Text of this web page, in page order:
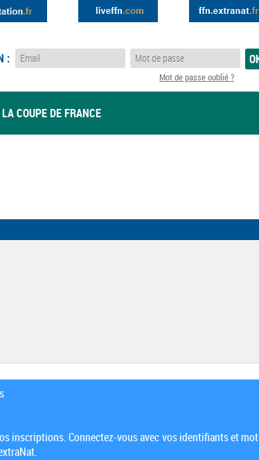
:
Mot de passe oublié ?
COUPE DE FRANCE
inscriptions. Connectez-vous avec vos identifiants et mot